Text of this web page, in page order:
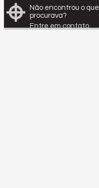
Não encontrou o que
procurava?
Entre em contato